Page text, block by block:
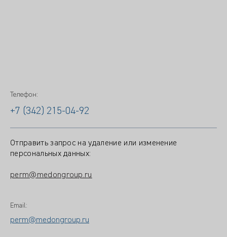
Телефон:
+7 (342) 215-04-92
Отправить запрос на удаление или изменение
персональных данных:
perm@medongroup.ru
Email:
perm@medongroup.ru